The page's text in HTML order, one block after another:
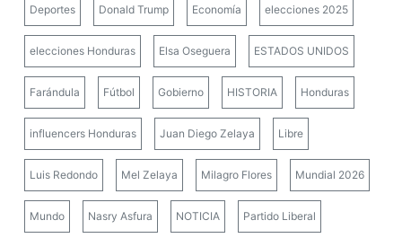
Deportes Donald Trump Economía elecciones 2025
elecciones Honduras Elsa Oseguera ESTADOS UNIDOS
Farándula Fútbol Gobierno HISTORIA Honduras
influencers Honduras Juan Diego Zelaya Libre
Luis Redondo Mel Zelaya Milagro Flores Mundial 2026
Mundo Nasry Asfura NOTICIA Partido Liberal